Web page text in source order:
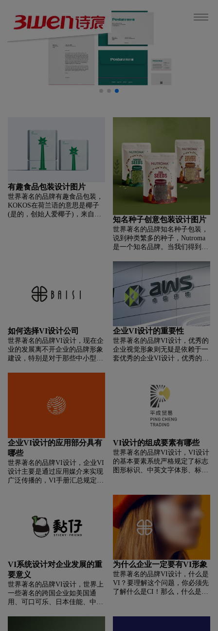
有趣食品包装设计图片
世界著名的品牌有趣食品包装，
KOKOS在荷兰语的意思是椰子
(是的，创始人爱椰子)，来自荷
感感受来呼应KOKOS热爱食物
和土地的品牌精神。
知名种子创意包装设计图片
世界著名的品牌知名种子包装，
说到种类繁多的种子，Nutroma
是一个知名品牌。当我们得到与
重新定义包装他们产品的方式，
以适应他们的地位。我们想要展
示品牌的真实性和纯粹性，并向
消费者传达产品来自“农场到餐
桌”。这个概念讲的是农民种植
种子时不使用不必要的化学物
质，只给消费者提供最好的天然
产品。对于包装，我们决定用一
个透明的窗户，这样人们就可以
看到里面有什么。它看起来和每
个人厨房里的罐子一模一样，散
发出一种非常家常的感觉，吸引
农场直接进入人们的家中的。
如何选择VI设计公司
世界著名的品牌VI设计，现在企
业的发展离不开企业的品牌形象
建设，特别是对于那些中小型企
所以今天在这里就和大家分享下
选择好vi设计公司的几种方法。
企业VI设计的重要性
世界著名的品牌VI设计，优秀的
企业视觉形象则无疑是依赖于一
套优秀的企业VI设计，优秀的企
比以前便宜了，也有人说比以前
贵了，作为的一个标志设计师我
们既不希望价钱过高，也不希望
价钱过低。在这个行当里鱼龙混
杂，有的几百块钱就可以轻松搞
定，有的甚至需要几十万的价
格。一整套好的VI设计需要多少
钱原因在设计的内容、职业、设
计理念等方面的束缚，现在整套
的VI设计价格从几千元到百万元
不等，而许多公司在挑选VI设计
统行业，企业很乐意花费重金去
雇佣一个产品研发人员，也不想
花钱去请一个经验丰富的设计师
去帮助自己管理品牌，在一些企
业甚至是没有设立专职的设计岗
位，企业的很多需要的宣传物料
都是外包给小公司甚至打印店去
完成。尽管集团VI设计价钱差别
很大，但我们也不应该小瞧VI设
计。
企业VI设计的应用部分具有
哪些
世界著名的品牌VI设计，企业VI
设计主要是通过应用媒介来实现
广泛传播的，VI手册汇总规定了
标准，从具体需求的角度做了视
觉示范效果展示，以此来帮助企
业做好工作中的参照执行。那
VI设计的组成要素有哪些
世界著名的品牌VI设计，VI设计
的基本要素系统严格规定了标志
图形标识、中英文字体形、标准
基本要素，基本要素系统是企业
形象的核心部分，是企业基本要
素系统包括：企业名称、企业标
志、企业标准字、标准色彩、象
征图案、组和应用和企业标语口
号等。
VI系统设计对企业发展的重
要意义
世界著名的品牌VI设计，世界上
一些著名的跨国企业如美国通
用、可口可乐、日本佳能、中国
为什么企业一定要有VI形象
世界著名的品牌VI设计，什么是
VI？要理解这个问题，你必须先
了解什么是CI！那么，什么是CI
别(VI)。那么问题来了，CIS又